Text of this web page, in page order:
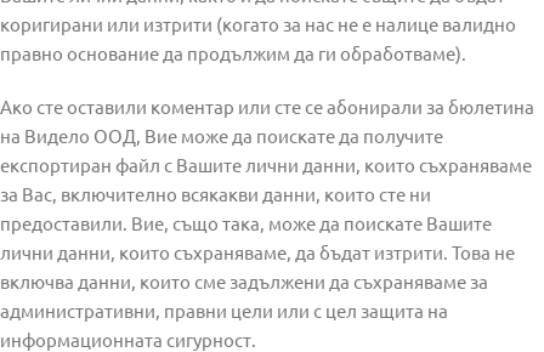
коригирани или изтрити (когато за нас не е налице валидно
правно основание да продължим да ги обработваме).
Ако сте оставили коментар или сте се абонирали за бюлетина
на Видело ООД, Вие може да поискате да получите
експортиран файл с Вашите лични данни, които съхраняваме
за Вас, включително всякакви данни, които сте ни
предоставили. Вие, също така, може да поискате Вашите
лични данни, които съхраняваме, да бъдат изтрити. Това не
включва данни, които сме задължени да съхраняваме за
административни, правни цели или с цел защита на
информационната сигурност.